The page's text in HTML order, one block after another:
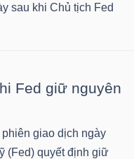
sau khi Chủ tịch Fed
Fed giữ nguyên
giao dịch ngày
(Fed) quyết định giữ